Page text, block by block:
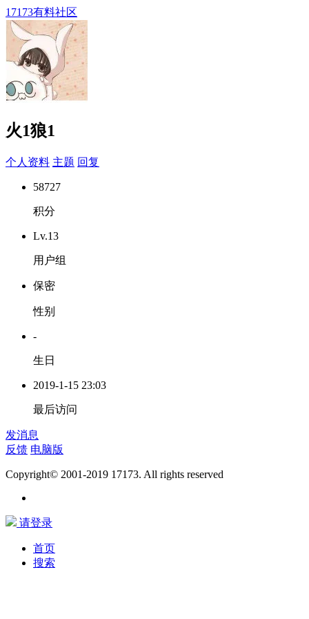
17173有料社区
火1狼1
个人资料 主题 回复
58727
积分
Lv.13
用户组
保密
性别
-
生日
2019-1-15 23:03
最后访问
发消息
反馈 电脑版
Copyright© 2001-2019 17173. All rights reserved
请登录
首页
搜索